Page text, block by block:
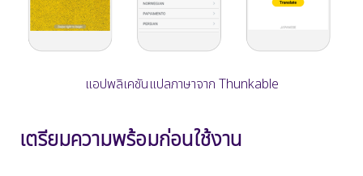
แอปพลิเคชันแปลภาษาจาก Thunkable
เตรียมความพร้อมก่อนใช้งาน